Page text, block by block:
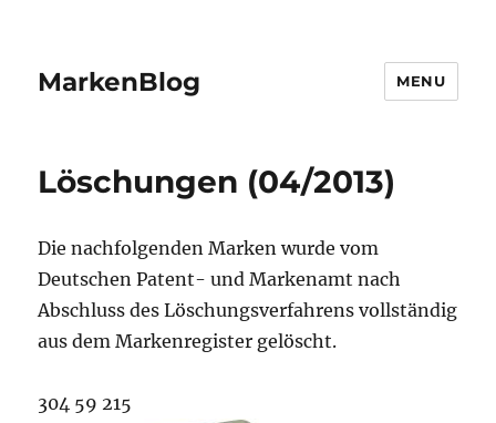
MarkenBlog MENU
Löschungen (04/2013)
Die nachfolgenden Marken wurde vom
Deutschen Patent- und Markenamt nach
Abschluss des Löschungsverfahrens vollständig
aus dem Markenregister gelöscht.
304 59 215